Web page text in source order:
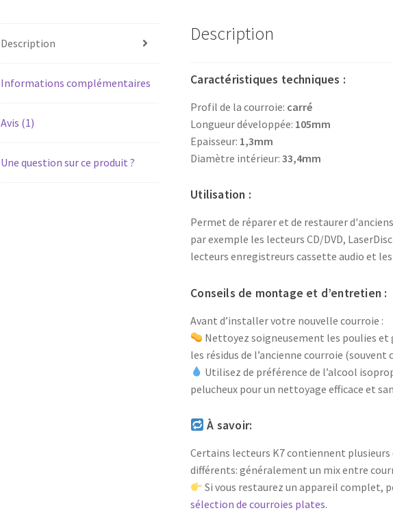
1,3mm
(longueur
Description
Informations complémentaires
Avis (1)
Une question sur ce produit ?
Description
Caractéristiques techniques :
Profil de la courroie: carré
Longueur développée: 105mm
Epaisseur: 1,3mm
Diamètre intérieur:33,4mm
Utilisation :
Permet de réparer et de restaurer
par exemple les lecteurs CD/DVD,
lecteurs enregistreurs cassette audio et
Conseils de montage et d’entretien :
Avant d’installer votre nouvelle courroie :
Nettoyez soigneusement les poulies
les résidus de l’ancienne courroie (souvent
Utilisez de préférence de l’alcool
pelucheux pour un nettoyage efficace et
À savoir:
Certains lecteurs K7 contiennent plusieurs
différents: généralement un mix entre
Si vous restaurez un appareil complet,
sélection de courroies plates.